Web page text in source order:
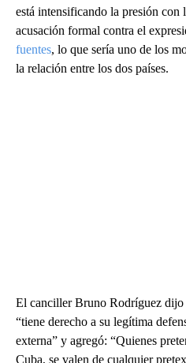
está intensificando la presión con
acusación formal contra el
fuentes, lo que sería uno de los
la relación entre los dos países.
El canciller Bruno Rodríguez dijo
“tiene derecho a su legítima
externa” y agregó: “Quienes
Cuba, se valen de cualquier